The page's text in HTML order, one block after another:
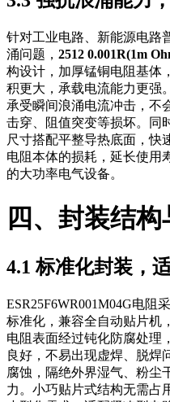
针对工业电路、新能源电路
涌问题， 2512 0.001R(1m
构设计，加厚锰铜电阻基体
积更大，承载电流能力更强
承受瞬间浪涌电流冲击，不
击穿、阻值突变等损坏。同
尺寸搭配平整导热底面，快
电阻本体的损耗，延长使用
的大功率电气设备。
四、封装结
4.1 标准化封装，
ESR25F6WR001M04G电阻
标准化，兼容全自动贴片机
电阻表面经过钝化防腐处理
良好，不易出现虚焊、脱焊
腐蚀，隔绝外界湿气、粉尘
力。小巧贴片式结构无需占